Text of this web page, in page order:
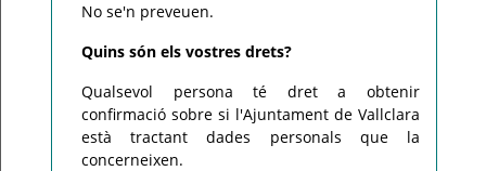
No se'n preveuen.
Quins són els vostres drets?
Qualsevol persona té dret a obtenir
confirmació sobre si l'Ajuntament de Vallclara
està tractant dades personals que la
concerneixen.